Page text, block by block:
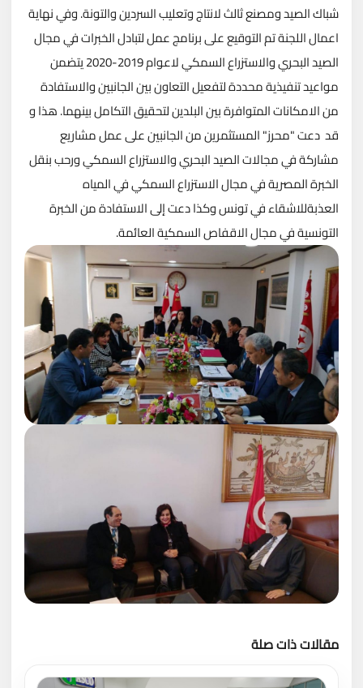
شباك الصيد ومصنع ثالث لانتاج وتعليب السردين والتونة. وفي نهاية
اعمال اللجنة تم التوقيع على برنامج عمل لتبادل الخبرات في مجال
الصيد البحري والاستزراع السمكي لاعوام 2019-2020 يتضمن
مواعيد تنفيذية محددة لتفعيل التعاون بين الجانبين والاستفادة
من الامكانات المتوافرة بين البلدين لتحقيق التكامل بينهما. هذا و
قد دعت "محرز" المستثمرين من الجانبين على عمل مشاريع
مشاركة في مجالات الصيد البحري والاستزراع السمكي ورحب بنقل
الخبرة المصرية في مجال الاستزراع السمكي في المياه
العذبةللاشقاء في تونس وكذا دعت إلى الاستفادة من الخبرة
التونسية في مجال الاقفاص السمكية العائمة.
مقالات ذات صلة